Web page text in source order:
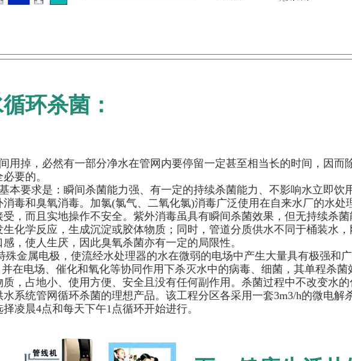
环杀菌：
用掉，必然有一部分净水在管网内要停留一定甚至相当长的时间，因而
要的。
本要求是：瞬间杀菌能力强、有一定的持续杀菌能力、不影响水立即饮
毒和臭氧消毒。加氯(氯气、二氧化氯)消毒广泛使用在自来水厂的水处
，而且实地操作不安全。紫外消毒虽具有瞬间杀菌效果，但无持续杀
化学反应，生成沉淀或胶体物质；同时，管道分质供水不同于桶装水
，使人生厌，因此臭氧杀菌亦有一定的局限性。
金属电极，使流经水处理器的水在微弱的电场中产生大量具有极强和
在电场、催化和氧化等协同作用下杀灭水中的病毒、细菌，其单程杀菌
，占地小、使用方便、安全且没有任何副作用。杀菌过程中不改变水
系统管网循环杀菌的理想产品。该工程分区各采用一套3m3/h的微电解
凌晨4点和每天下午1点循环开始进行。